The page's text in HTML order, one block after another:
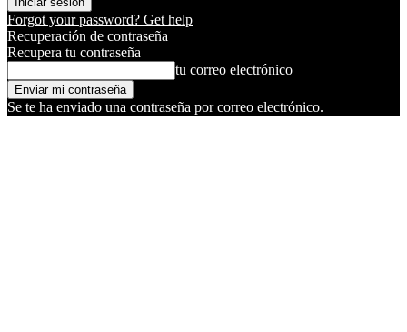
Forgot your password? Get help
Recuperación de contraseña
Recupera tu contraseña
tu correo electrónico
Se te ha enviado una contraseña por correo electrónico.